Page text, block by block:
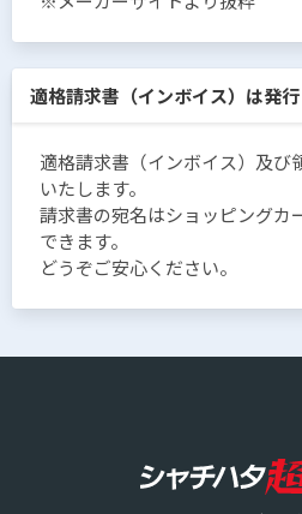
適格請求書（インボイス）は発
適格請求書（インボイス）及び
いたします。
請求書の宛名はショッピングカ
できます。
どうぞご安心ください。